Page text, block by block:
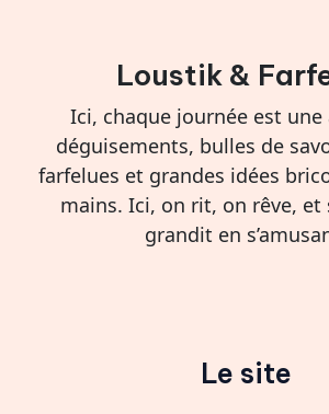
Loustik &
Ici, chaque journée est une
déguisements, bulles de
farfelues et grandes idées
mains. Ici, on rit, on rêve,
grandit en
Le site